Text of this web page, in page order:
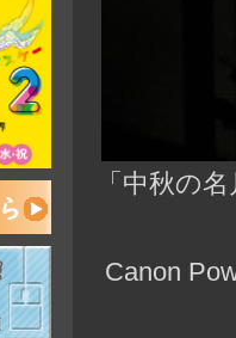
「中秋の
Canon